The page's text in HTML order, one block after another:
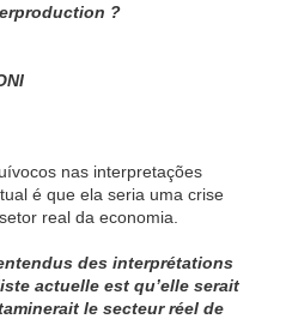
?
nas interpretações
é que ela seria uma crise
real da economia.
des interprétations
actuelle est qu’elle serait
le secteur réel de